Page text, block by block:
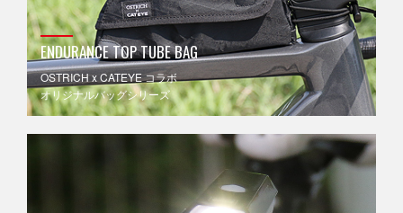
ENDURANCE TOP TUBE BAG
OSTRICH x CATEYE コラボ
オリジナルバッグシリーズ